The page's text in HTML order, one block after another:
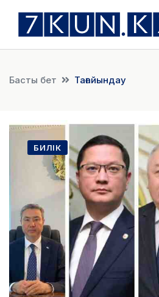
Басты бет Тағайындау
БИЛІК